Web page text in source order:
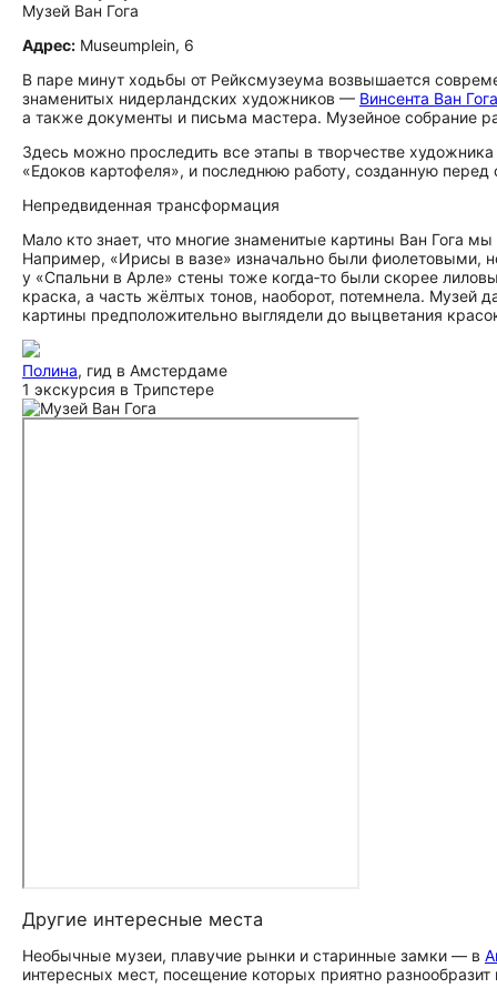
Музей Ван Гога
Адрес: Museumplein, 6
В паре минут ходьбы от Рейксмузеума возвышается
знаменитых нидерландских художников — Винсента Ван Гога
а также документы и письма мастера. Музейное собрание
Здесь можно проследить все этапы в творчестве
«Едоков картофеля», и последнюю работу, созданную
Непредвиденная трансформация
Мало кто знает, что многие знаменитые картины Ван Гога
Например, «Ирисы в вазе» изначально были фиолетовыми,
у «Спальни в Арле» стены тоже когда‑то были скорее
краска, а часть жёлтых тонов, наоборот, потемнела. Музей
картины предположительно выглядели до выцветания
Полина, гид в Амстердаме
1 экскурсия в Трипстере
Другие интересные места
Необычные музеи, плавучие рынки и старинные замки — в
интересных мест, посещение которых приятно